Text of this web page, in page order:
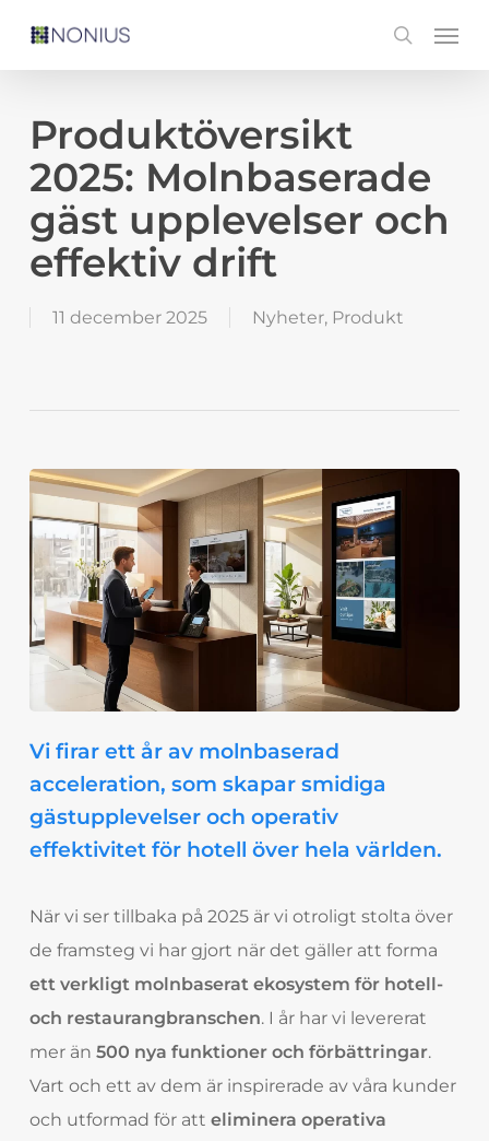
content
search
Menu
Produktöversikt
2025: Molnbaserade
gäst upplevelser och
effektiv drift
11 december 2025 Nyheter, Produkt
Vi firar ett år av molnbaserad
acceleration, som skapar smidiga
gästupplevelser och operativ
effektivitet för hotell över hela världen.
När vi ser tillbaka på 2025 är vi otroligt stolta över
de framsteg vi har gjort när det gäller att forma
ett verkligt molnbaserat ekosystem för hotell-
och restaurangbranschen. I år har vi levererat
mer än 500 nya funktioner och förbättringar.
Vart och ett av dem är inspirerade av våra kunder
och utformad för att eliminera operativa